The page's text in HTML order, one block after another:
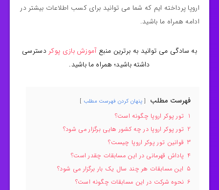
اروپا پرداخته ایم که شما می توانید برای کسب اطلاعات بیشتر در
ادامه همراه ما باشید.
به سادگی می توانید به برترین منبعآموزش بازی پوکر دسترسی
داشته باشید؛ همراه ما باشید.
فهرست مطلب پنهان کردن فهرست مطلب
1 تور پوکر اروپا چگونه است؟
2 تور پوکر اروپا در چه کشور هایی برگزار می شود؟
3 قوانین تور پوکر اروپا چیست؟
4 پاداش قهرمانی در این مسابقات چقدر است؟
5 این مسابقات هر چند سال یک بار برگزار می شود؟
6 نحوه شرکت در این مسابقات چگونه است؟